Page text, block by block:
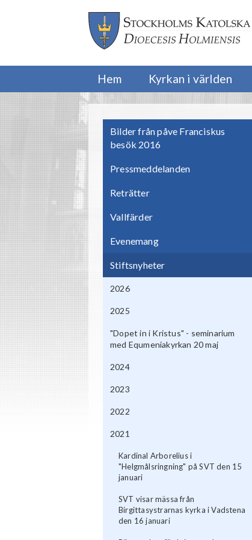
Hem Kyrkan i världen
Bilder från påve Franciskus
besök 2016
Pressmeddelanden
Reträtter
Vallfärder
Evenemang
Stiftsnyheter
2026
2025
"Dopet in i Kristus" - seminarium
med Equmeniakyrkan 20 maj
2024
2023
2022
2021
Kardinal Arborelius i
"Helgmålsringning" på SVT den 15
januari
SVT visar mässa från
Birgittasystrarnas kyrka i Vadstena
den 16 januari